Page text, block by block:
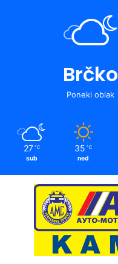
Brčko
Poneki oblak
27 ℃
sub
35 ℃
ned